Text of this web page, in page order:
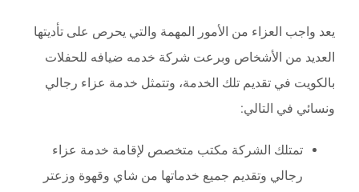
يعد واجب العزاء من الأمور المهمة والتي يحرص على تأديتها
العديد من الأشخاص وبرعت شركة خدمه ضيافه للحفلات
بالكويت في تقديم تلك الخدمة، وتتمثل خدمة عزاء رجالي
ونسائي في التالي:
تمتلك الشركة مكتب متخصص لإقامة خدمة عزاء
رجالي وتقديم جميع خدماتها من شاي وقهوة وزعتر